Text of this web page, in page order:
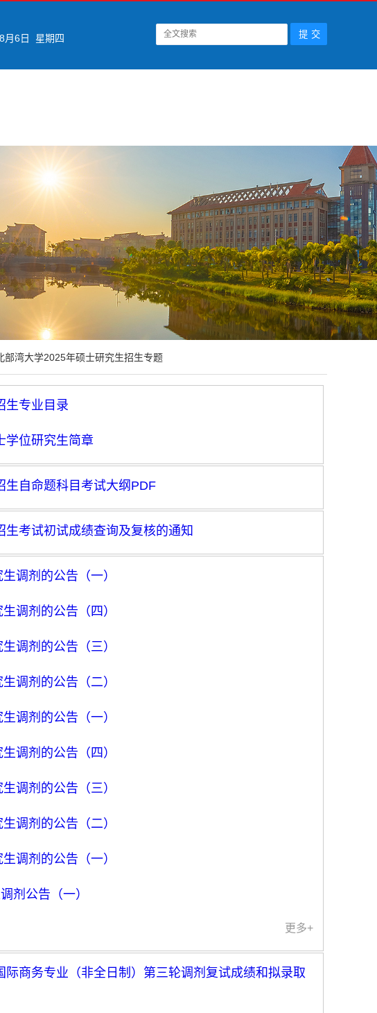
月6日 星期四
部湾大学2025年硕士研究生招生专题
生专业目录
学位研究生简章
生自命题科目考试大纲PDF
考试初试成绩查询及复核的通知
调剂的公告（一）
调剂的公告（四）
调剂的公告（三）
调剂的公告（二）
调剂的公告（一）
调剂的公告（四）
调剂的公告（三）
调剂的公告（二）
调剂的公告（一）
剂公告（一）
更多+
商务专业（非全日制）第三轮调剂复试成绩和拟录取